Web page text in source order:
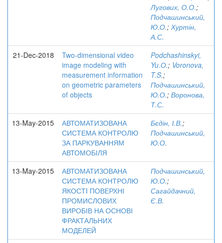
Лугових, О.О.;
Подчашинський,
Ю.О.; Хуртін,
А.С.
21-Dec-2018
Two-dimensional video
image modeling with
measurement information
on geometric parameters
of objects
Podchashinskyi,
Yu.О.; Voronova,
T.S.;
Подчашинський,
Ю.О.; Воронова,
Т.С.
13-May-2015
АВТОМАТИЗОВАНА
СИСТЕМА КОНТРОЛЮ
ЗА ПАРКУВАННЯМ
АВТОМОБІЛЯ
Бєдін, І.В.;
Подчашинський,
Ю.О.
13-May-2015
АВТОМАТИЗОВАНА
СИСТЕМА КОНТРОЛЮ
ЯКОСТI ПОВЕРХНІ
ПРОМИСЛОВИХ
ВИРОБІВ НА ОСНОВІ
ФРАКТАЛЬНИХ
МОДЕЛЕЙ
Подчашинський,
Ю.О.;
Сагайдачний,
Є.В.